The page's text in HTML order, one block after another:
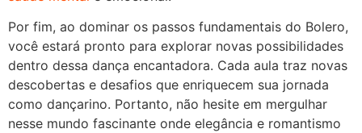
Por fim, ao dominar os passos fundamentais do Bolero,
você estará pronto para explorar novas possibilidades
dentro dessa dança encantadora. Cada aula traz novas
descobertas e desafios que enriquecem sua jornada
como dançarino. Portanto, não hesite em mergulhar
nesse mundo fascinante onde elegância e romantismo